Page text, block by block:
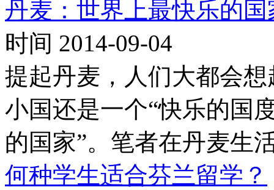
丹麦：世界上最快乐的国
时间 2014-09-04
提起丹麦，人们大都会
小国还是一个“快乐的国
的国家”。笔者在丹麦生
何种学生适合芬兰留学？